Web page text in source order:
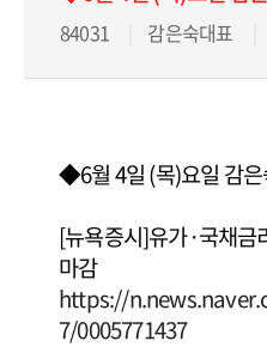
84031 감은숙대표
◆6월 4일 (목)요일 감은
[뉴욕증시]유가·국채금
마감
https://
7/0005771437